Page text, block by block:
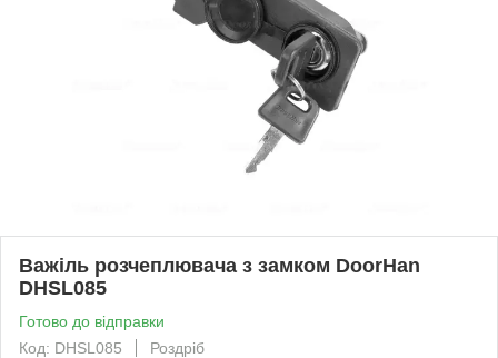
Важіль розчеплювача з замком DoorHan
DHSL085
Готово до відправки
Код: DHSL085
Роздріб